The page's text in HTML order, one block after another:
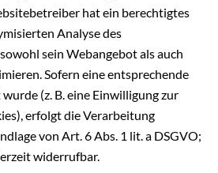
hat ein berechtigtes
Analyse des
sein Webangebot als auch
Sofern eine entsprechende
(z. B. eine Einwilligung zur
erfolgt die Verarbeitung
von Art. 6 Abs. 1 lit. a DSGVO;
widerrufbar.